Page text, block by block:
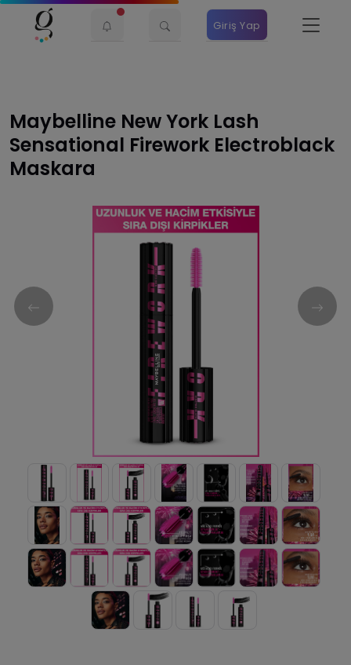
Giriş Yap
Maybelline New York Lash
Sensational Firework Electroblack
Maskara